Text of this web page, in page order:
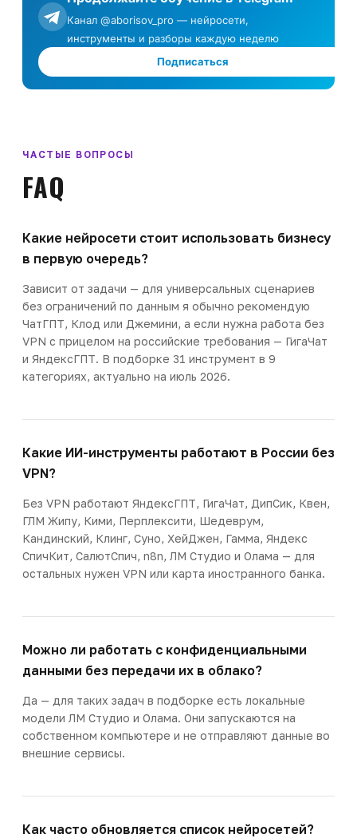
Канал @aborisov_pro — нейросети,
инструменты и разборы каждую неделю
Подписаться
ЧАСТЫЕ ВОПРОСЫ
FAQ
Какие нейросети стоит использовать бизнесу
в первую очередь?
Зависит от задачи — для универсальных сценариев
без ограничений по данным я обычно рекомендую
ЧатГПТ, Клод или Джемини, а если нужна работа без
VPN с прицелом на российские требования — ГигаЧат
и ЯндексГПТ. В подборке 31 инструмент в 9
категориях, актуально на июль 2026.
Какие ИИ-инструменты работают в России без
VPN?
Без VPN работают ЯндексГПТ, ГигаЧат, ДипСик, Квен,
ГЛМ Жипу, Кими, Перплексити, Шедеврум,
Кандинский, Клинг, Суно, ХейДжен, Гамма, Яндекс
СпичКит, СалютСпич, n8n, ЛМ Студио и Олама — для
остальных нужен VPN или карта иностранного банка.
Можно ли работать с конфиденциальными
данными без передачи их в облако?
Да — для таких задач в подборке есть локальные
модели ЛМ Студио и Олама. Они запускаются на
собственном компьютере и не отправляют данные во
внешние сервисы.
Как часто обновляется список нейросетей?